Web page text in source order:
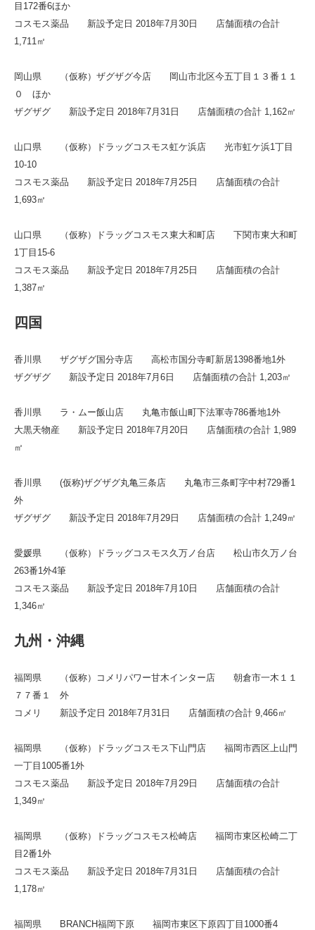
目172番6ほか
コスモス薬品 新設予定日 2018年7月30日 店舗面積の合計
1,711㎡
岡山県 （仮称）ザグザグ今店 岡山市北区今五丁目１３番１１
０ ほか
ザグザグ 新設予定日 2018年7月31日 店舗面積の合計 1,162㎡
山口県 （仮称）ドラッグコスモス虹ケ浜店 光市虹ケ浜1丁目
10-10
コスモス薬品 新設予定日 2018年7月25日 店舗面積の合計
1,693㎡
山口県 （仮称）ドラッグコスモス東大和町店 下関市東大和町
1丁目15-6
コスモス薬品 新設予定日 2018年7月25日 店舗面積の合計
1,387㎡
四国
香川県 ザグザグ国分寺店 高松市国分寺町新居1398番地1外
ザグザグ 新設予定日 2018年7月6日 店舗面積の合計 1,203㎡
香川県 ラ・ムー飯山店 丸亀市飯山町下法軍寺786番地1外
大黒天物産 新設予定日 2018年7月20日 店舗面積の合計 1,989
㎡
香川県 (仮称)ザグザグ丸亀三条店 丸亀市三条町字中村729番1
外
ザグザグ 新設予定日 2018年7月29日 店舗面積の合計 1,249㎡
愛媛県 （仮称）ドラッグコスモス久万ノ台店 松山市久万ノ台
263番1外4筆
コスモス薬品 新設予定日 2018年7月10日 店舗面積の合計
1,346㎡
九州・沖縄
福岡県 （仮称）コメリパワー甘木インター店 朝倉市一木１１
７７番１ 外
コメリ 新設予定日 2018年7月31日 店舗面積の合計 9,466㎡
福岡県 （仮称）ドラッグコスモス下山門店 福岡市西区上山門
一丁目1005番1外
コスモス薬品 新設予定日 2018年7月29日 店舗面積の合計
1,349㎡
福岡県 （仮称）ドラッグコスモス松崎店 福岡市東区松崎二丁
目2番1外
コスモス薬品 新設予定日 2018年7月31日 店舗面積の合計
1,178㎡
福岡県 BRANCH福岡下原 福岡市東区下原四丁目1000番4